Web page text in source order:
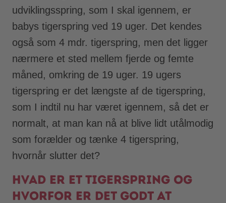
udviklingsspring, som I skal igennem, er
babys tigerspring ved 19 uger. Det kendes
også som 4 mdr. tigerspring, men det ligger
nærmere et sted mellem fjerde og femte
måned, omkring de 19 uger. 19 ugers
tigerspring er det længste af de tigerspring,
som I indtil nu har været igennem, så det er
normalt, at man kan nå at blive lidt utålmodig
som forælder og tænke 4 tigerspring,
hvornår slutter det?
Hvad er et tigerspring og
hvorfor er det godt at